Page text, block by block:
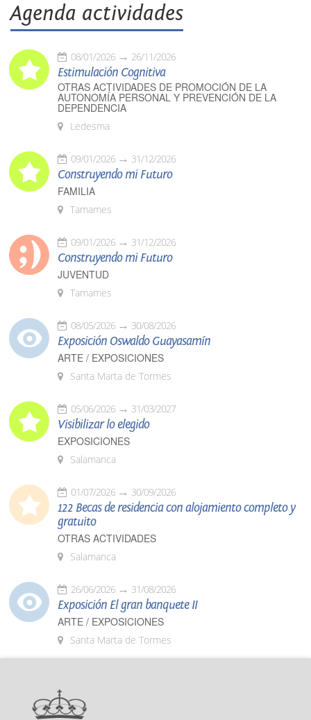
Agenda actividades
08/01/2026 26/11/2026
Estimulación Cognitiva
OTRAS ACTIVIDADES DE PROMOCIÓN DE LA
AUTONOMÍA PERSONAL Y PREVENCIÓN DE LA
DEPENDENCIA
Ledesma
09/01/2026 31/12/2026
Construyendo mi Futuro
FAMILIA
Tamames
09/01/2026 31/12/2026
Construyendo mi Futuro
JUVENTUD
Tamames
08/05/2026 30/08/2026
Exposición Oswaldo Guayasamín
ARTE / EXPOSICIONES
Santa Marta de Tormes
05/06/2026 31/03/2027
Visibilizar lo elegido
EXPOSICIONES
Salamanca
01/07/2026 30/09/2026
122 Becas de residencia con alojamiento completo y
gratuito
OTRAS ACTIVIDADES
Salamanca
26/06/2026 31/08/2026
Exposición El gran banquete II
ARTE / EXPOSICIONES
Santa Marta de Tormes